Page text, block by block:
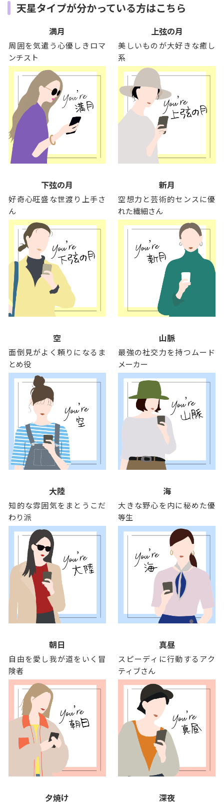
天星タイプが分かっている方はこちら
満月
周囲を気遣う心優しきロマ
ンチスト
上弦の月
美しいものが大好きな癒し
系
下弦の月
好奇心旺盛な世渡り上手さ
ん
新月
空想力と芸術的センスに優
れた繊細さん
空
面倒見がよく頼りになるま
とめ役
山脈
最強の社交力を持つムード
メーカー
大陸
知的な雰囲気をまとうこだ
わり派
海
大きな野心を内に秘めた優
等生
朝日
自由を愛し我が道をいく冒
険者
真昼
スピーディに行動するアク
ティブさん
夕焼け 深夜